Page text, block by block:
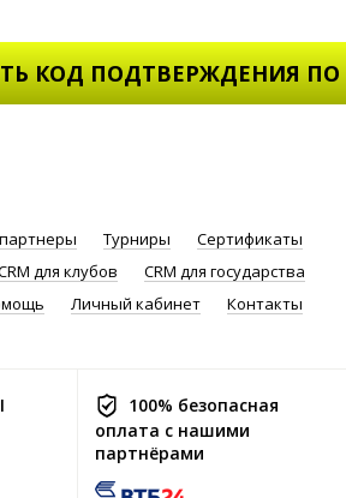
Турниры
Сертификаты
для клубов
CRM для государства
Личный кабинет Контакты
100% безопасная
оплата с нашими
партнёрами